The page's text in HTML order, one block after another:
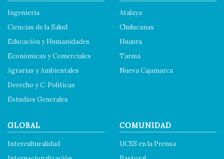
Ingeniería
Ciencias de la Salud
Educación y Humanidades
Económicas y Comerciales
Agrarias y Ambientales
Derecho y C. Políticas
Estudios Generales
Atalaya
Chulucanas
Huaura
Tarma
Nueva Cajamarca
GLOBAL
Interculturalidad
COMUNIDAD
UCSS en la Prensa